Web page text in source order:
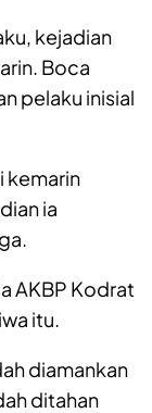
kejadian
Boca
pelaku inisial
kemarin
ia
AKBP Kodrat
itu.
diamankan
ditahan